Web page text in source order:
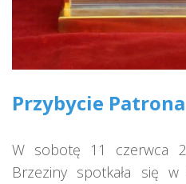
Przybycie Patrona
W sobotę 11 czerwca
Brzeziny spotkała się